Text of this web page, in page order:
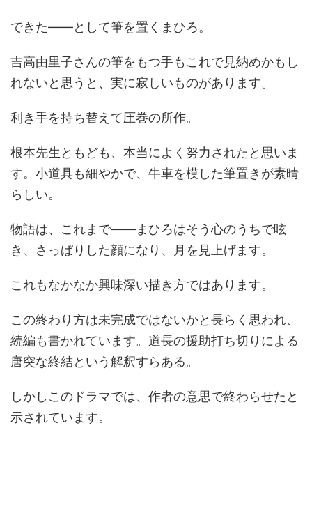
できた――として筆を置くまひろ。
吉高由里子さんの筆をもつ手もこれで見納めかもし
れないと思うと、実に寂しいものがあります。
利き手を持ち替えて圧巻の所作。
根本先生ともども、本当によく努力されたと思いま
す。小道具も細やかで、牛車を模した筆置きが素晴
らしい。
物語は、これまで――まひろはそう心のうちで呟
き、さっぱりした顔になり、月を見上げます。
これもなかなか興味深い描き方ではあります。
この終わり方は未完成ではないかと長らく思われ、
続編も書かれています。道長の援助打ち切りによる
唐突な終結という解釈すらある。
しかしこのドラマでは、作者の意思で終わらせたと
示されています。